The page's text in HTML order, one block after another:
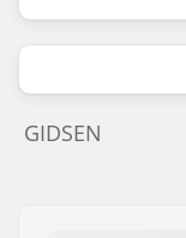
GIDSEN